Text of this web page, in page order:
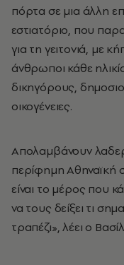
πόρτα σε μια άλλη
εστιατόριο, που
για τη γειτονιά, με
άνθρωποι κάθε
δικηγόρους,
οικογένειες.
Απολαμβάνουν
περίφημη Αθηναϊκή
είναι το μέρος που
να τους δείξει τι
τραπέζι», λέει ο